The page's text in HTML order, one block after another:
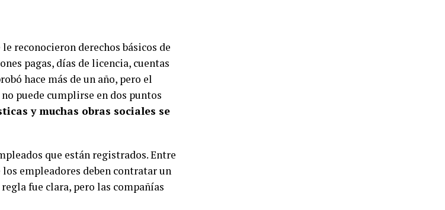
reconocieron derechos básicos de
pagas, días de licencia, cuentas
hace más de un año, pero el
puede cumplirse en dos puntos
y muchas obras sociales se
que están registrados. Entre
los empleadores deben contratar un
fue clara, pero las compañías